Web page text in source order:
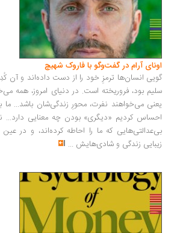
آرام در گفت‌وگو با فاروک شهیچ‭
انسان‌ها ترمزِ خود را از دست داده‌اند و آن کُدِ
بود، فروریخته است. در دنیای امروز، همه
می‌خواهند نفرت، محورِ زندگی‌شان باشد... ما با
کردیم «دیگری» بودن چه معنایی دارد...
که ما را احاطه کرده‌اند، و در عین حال،
زندگی و شادی‌هایش...